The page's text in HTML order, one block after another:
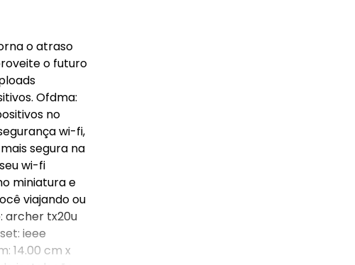
o atraso
o futuro
Ofdma:
no
wi-fi,
segura na
wi-fi
miniatura e
viajando ou
archer tx20u
ieee
14.00 cm x